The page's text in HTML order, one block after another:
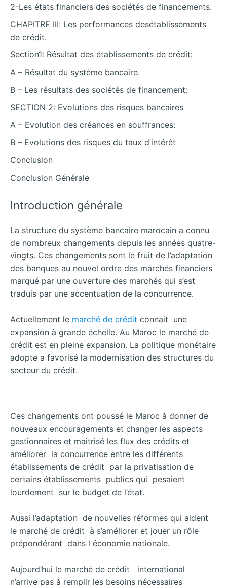
2-Les états financiers des sociétés de financements.
CHAPITRE III: Les performances desétablissements
de crédit.
Section1: Résultat des établissements de crédit:
A – Résultat du système bancaire.
B – Les résultats des sociétés de financement:
SECTION 2: Evolutions des risques bancaires
A – Evolution des créances en souffrances:
B – Evolutions des risques du taux d’intérêt
Conclusion
Conclusion Générale
Introduction générale
La structure du système bancaire marocain a connu
de nombreux changements depuis les années quatre-
vingts. Ces changements sont le fruit de l’adaptation
des banques au nouvel ordre des marchés financiers
marqué par une ouverture des marchés qui s’est
traduis par une accentuation de la concurrence.
Actuellement le marché de crédit connait une
expansion à grande échelle. Au Maroc le marché de
crédit est en pleine expansion. La politique monétaire
adopte a favorisé la modernisation des structures du
secteur du crédit.
Ces changements ont poussé le Maroc à donner de
nouveaux encouragements et changer les aspects
gestionnaires et maitrisé les flux des crédits et
améliorer la concurrence entre les différents
établissements de crédit par la privatisation de
certains établissements publics qui pesaient
lourdement sur le budget de l’état.
Aussi l’adaptation de nouvelles réformes qui aident
le marché de crédit à s’améliorer et jouer un rôle
prépondérant dans l économie nationale.
Aujourd’hui le marché de crédit international
n’arrive pas à remplir les besoins nécessaires